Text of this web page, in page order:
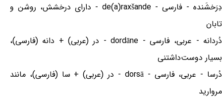
دِرَخشَنده - فارسی - de(a)raxšande - دارای درخشش، روشن و
تابان
دُردانه - عربی، فارسی - dordāne - در (عربی) + دانه (فارسی)،
بسیار دوست‌داشتنی
دُرسا - عربی، فارسی - dorsā - در (عربی) + سا (فارسی)، مانند
مروارید